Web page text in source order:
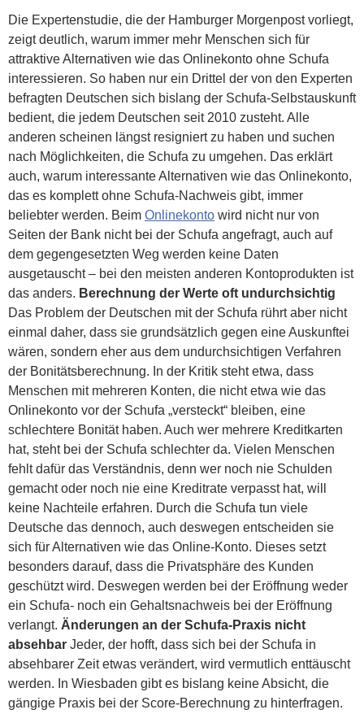
Die Expertenstudie, die der Hamburger Morgenpost vorliegt,
zeigt deutlich, warum immer mehr Menschen sich für
attraktive Alternativen wie das Onlinekonto ohne Schufa
interessieren. So haben nur ein Drittel der von den Experten
befragten Deutschen sich bislang der Schufa-Selbstauskunft
bedient, die jedem Deutschen seit 2010 zusteht. Alle
anderen scheinen längst resigniert zu haben und suchen
nach Möglichkeiten, die Schufa zu umgehen. Das erklärt
auch, warum interessante Alternativen wie das Onlinekonto,
das es komplett ohne Schufa-Nachweis gibt, immer
beliebter werden. Beim Onlinekonto wird nicht nur von
Seiten der Bank nicht bei der Schufa angefragt, auch auf
dem gegengesetzten Weg werden keine Daten
ausgetauscht – bei den meisten anderen Kontoprodukten ist
das anders. Berechnung der Werte oft undurchsichtig
Das Problem der Deutschen mit der Schufa rührt aber nicht
einmal daher, dass sie grundsätzlich gegen eine Auskunftei
wären, sondern eher aus dem undurchsichtigen Verfahren
der Bonitätsberechnung. In der Kritik steht etwa, dass
Menschen mit mehreren Konten, die nicht etwa wie das
Onlinekonto vor der Schufa „versteckt“ bleiben, eine
schlechtere Bonität haben. Auch wer mehrere Kreditkarten
hat, steht bei der Schufa schlechter da. Vielen Menschen
fehlt dafür das Verständnis, denn wer noch nie Schulden
gemacht oder noch nie eine Kreditrate verpasst hat, will
keine Nachteile erfahren. Durch die Schufa tun viele
Deutsche das dennoch, auch deswegen entscheiden sie
sich für Alternativen wie das Online-Konto. Dieses setzt
besonders darauf, dass die Privatsphäre des Kunden
geschützt wird. Deswegen werden bei der Eröffnung weder
ein Schufa- noch ein Gehaltsnachweis bei der Eröffnung
verlangt. Änderungen an der Schufa-Praxis nicht
absehbar Jeder, der hofft, dass sich bei der Schufa in
absehbarer Zeit etwas verändert, wird vermutlich enttäuscht
werden. In Wiesbaden gibt es bislang keine Absicht, die
gängige Praxis bei der Score-Berechnung zu hinterfragen.